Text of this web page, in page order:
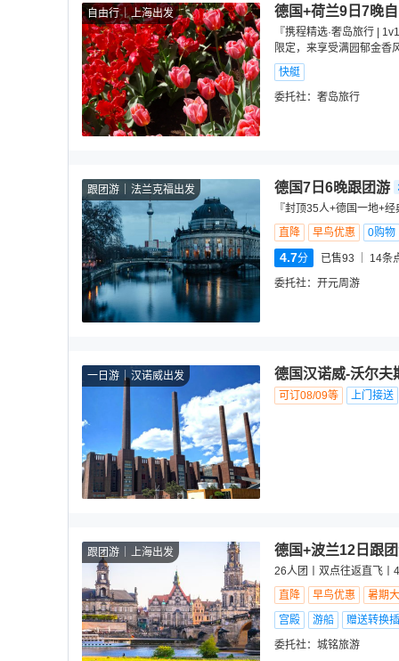
自由行 上海出发 德国+荷兰9日7晚
『携程精选·奢岛旅行 |
限定，来享受满园郁金香
快艇
委托社： 奢岛旅行
跟团游 法兰克福出发 德国7日6晚跟团游
『封顶35人+德国一地+
直降
早鸟优惠 0购物
4.7分 已售93 14条
委托社： 开元周游
一日游 汉诺威出发 德国汉诺威-沃尔夫
可订08/09等 上门接送
跟团游 上海出发 德国+波兰12日跟
26人团丨双点往返直飞丨
直降
早鸟优惠
暑期
宫殿
游船
赠送转换
委托社： 城铭旅游